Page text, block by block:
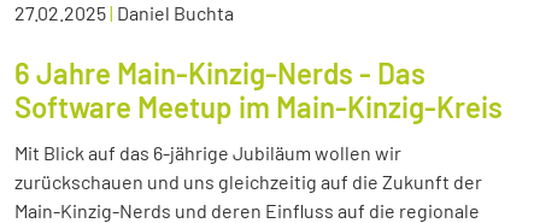
27.02.2025| Daniel Buchta
6 Jahre Main-Kinzig-Nerds - Das
Software Meetup im Main-Kinzig-Kreis
Mit Blick auf das 6-jährige Jubiläum wollen wir
zurückschauen und uns gleichzeitig auf die Zukunft der
Main-Kinzig-Nerds und deren Einfluss auf die regionale